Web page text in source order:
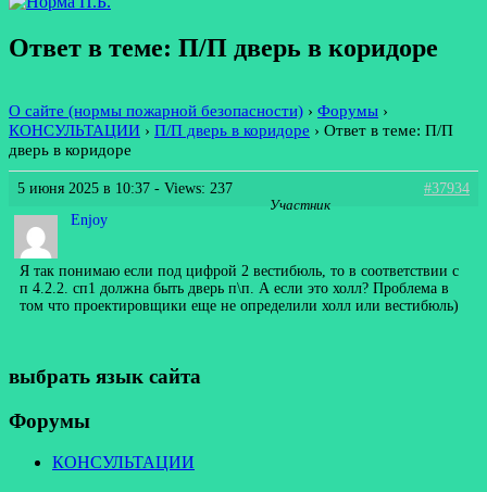
Ответ в теме: П/П дверь в коридоре
О сайте (нормы пожарной безопасности) › Форумы ›
КОНСУЛЬТАЦИИ › П/П дверь в коридоре › Ответ в теме: П/П
дверь в коридоре
5 июня 2025 в 10:37 - Views: 237
#37934
Enjoy
Участник
Я так понимаю если под цифрой 2 вестибюль, то в соответствии с
п 4.2.2. сп1 должна быть дверь п\п. А если это холл? Проблема в
том что проектировщики еще не определили холл или вестибюль)
выбрать язык сайта
Форумы
КОНСУЛЬТАЦИИ